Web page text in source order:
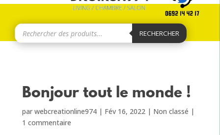
Recherche
produits
RECHERCHER
Bonjour tout le monde !
par webcreationline974| Fév 16, 2022| Non classé |
1 commentaire